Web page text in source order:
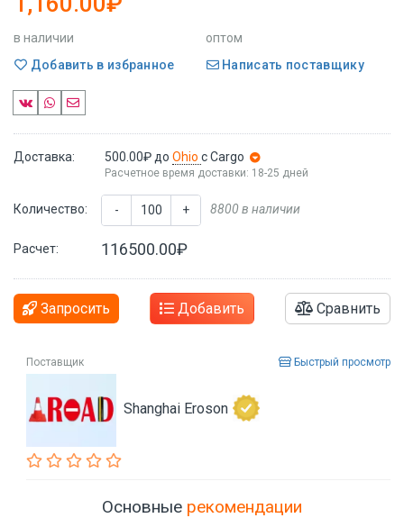
в наличии
оптом
Добавить в избранное
Написать поставщику
Доставка: 500.00₽ до Ohio с Cargo
Расчетное время доставки: 18-25 дней
Количество: - + 8800 в наличии
Расчет: 116500.00₽
Запросить Добавить Сравнить
Поставщик Быстрый просмотр
Shanghai Eroson
Основные рекомендации